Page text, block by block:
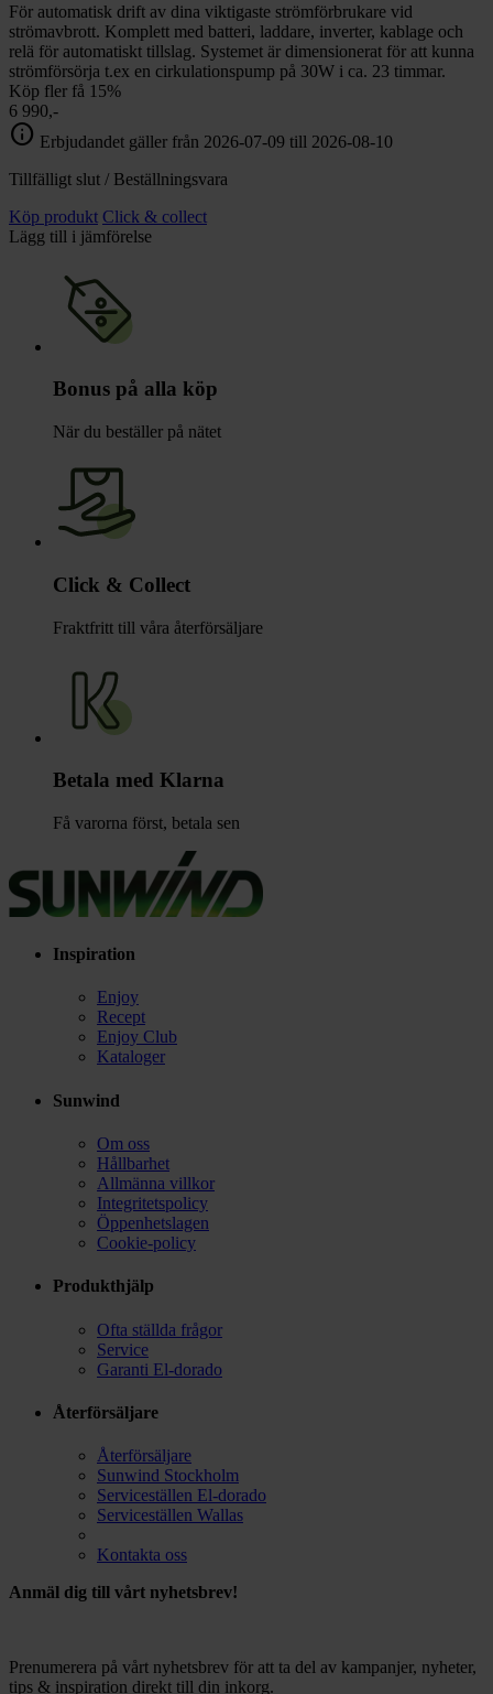
För automatisk drift av dina viktigaste strömförbrukare vid
strömavbrott. Komplett med batteri, laddare, inverter, kablage och
relä för automatiskt tillslag. Systemet är dimensionerat för att kunna
strömförsörja t.ex en cirkulationspump på 30W i ca. 23 timmar.
Köp fler få 15%
6 990,-
info Erbjudandet gäller från 2026-07-09 till 2026-08-10
Tillfälligt slut / Beställningsvara
Köp produkt Click & collect
Lägg till i jämförelse
Bonus på alla köp
När du beställer på nätet
Click & Collect
Fraktfritt till våra återförsäljare
Betala med Klarna
Få varorna först, betala sen
Inspiration
Enjoy
Recept
Enjoy Club
Kataloger
Sunwind
Om oss
Hållbarhet
Allmänna villkor
Integritetspolicy
Öppenhetslagen
Cookie-policy
Produkthjälp
Ofta ställda frågor
Service
Garanti El-dorado
Återförsäljare
Återförsäljare
Sunwind Stockholm
Serviceställen El-dorado
Serviceställen Wallas
Kontakta oss
Anmäl dig till vårt nyhetsbrev!
Prenumerera på vårt nyhetsbrev för att ta del av kampanjer, nyheter,
tips & inspiration direkt till din inkorg.